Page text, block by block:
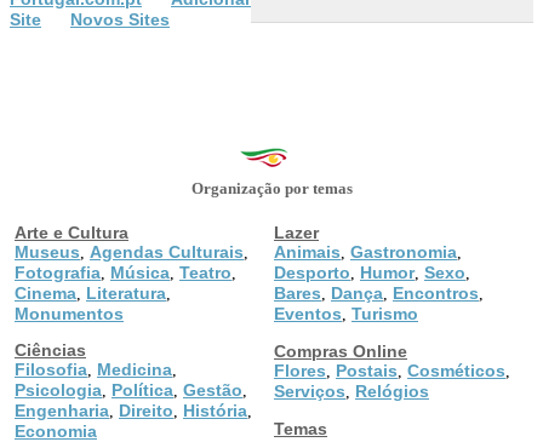
Site
Novos Sites
Organização por temas
Arte e Cultura
Museus
Agendas Culturais
Fotografia Música Teatro
Cinema Literatura
Monumentos
Ciências
Filosofia Medicina
Psicologia Política Gestão
Engenharia Direito História
Economia
Lazer
Animais Gastronomia
Desporto Humor, Sexo
Bares Dança Encontros
Eventos Turismo
Compras Online
Flores
Postais Cosméticos
Serviços
Relógios
Temas